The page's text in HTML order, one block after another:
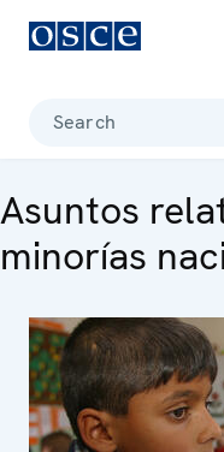
Search
Asuntos
minorías